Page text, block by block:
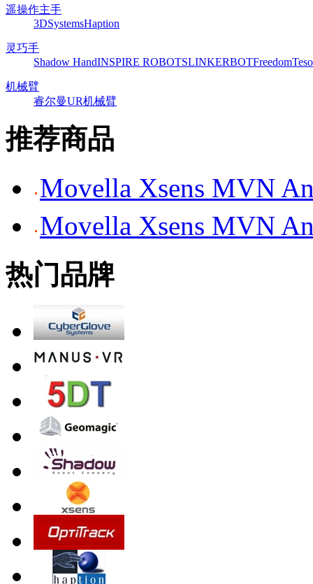
遥操作主手
3DSystemsHaption
灵巧手
Shadow HandINSPIRE ROBOTSLINKERBOTFreedom
机械臂
睿尔曼UR机械臂
推荐商品
Movella Xsens MVN
Movella Xsens MVN
热门品牌